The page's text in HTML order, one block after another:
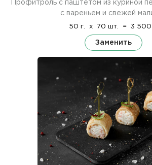
Профитроль с паштетом из куриной
с вареньем и свежей
50 г. x 70 шт. = 3 500
Заменить